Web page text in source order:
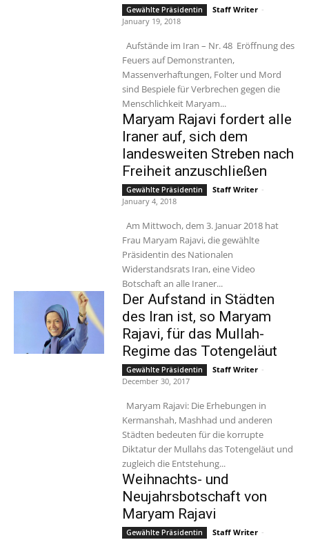
Gewählte Präsidentin Staff Writer -
January 19, 2018
Aufstände im Iran – Nr. 48 Eröffnung des
Feuers auf Demonstranten,
Massenverhaftungen, Folter und Mord
sind Bespiele für Verbrechen gegen die
Menschlichkeit Maryam...
Maryam Rajavi fordert alle
Iraner auf, sich dem
landesweiten Streben nach
Freiheit anzuschließen
Gewählte Präsidentin Staff Writer -
January 4, 2018
Am Mittwoch, dem 3. Januar 2018 hat
Frau Maryam Rajavi, die gewählte
Präsidentin des Nationalen
Widerstandsrats Iran, eine Video
Botschaft an alle Iraner...
Der Aufstand in Städten
des Iran ist, so Maryam
Rajavi, für das Mullah-
Regime das Totengeläut
Gewählte Präsidentin Staff Writer -
December 30, 2017
Maryam Rajavi: Die Erhebungen in
Kermanshah, Mashhad und anderen
Städten bedeuten für die korrupte
Diktatur der Mullahs das Totengeläut und
zugleich die Entstehung...
Weihnachts- und
Neujahrsbotschaft von
Maryam Rajavi
Gewählte Präsidentin Staff Writer -